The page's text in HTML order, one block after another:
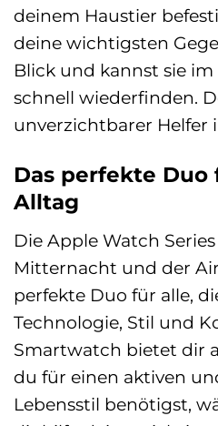
deinem Haustier
deine wichtigsten
Blick und kannst sie im
schnell wiederfinden.
unverzichtbarer Helfer
Das perfekte Duo
Alltag
Die Apple Watch
Mitternacht und der
perfekte Duo für alle,
Technologie, Stil und
Smartwatch bietet dir
du für einen aktiven
Lebensstil benötigst,